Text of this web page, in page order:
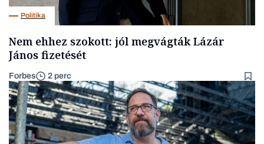
Politika
Nem ehhez szokott: jól megvágták Lázár
János fizetését
Forbes 2 perc